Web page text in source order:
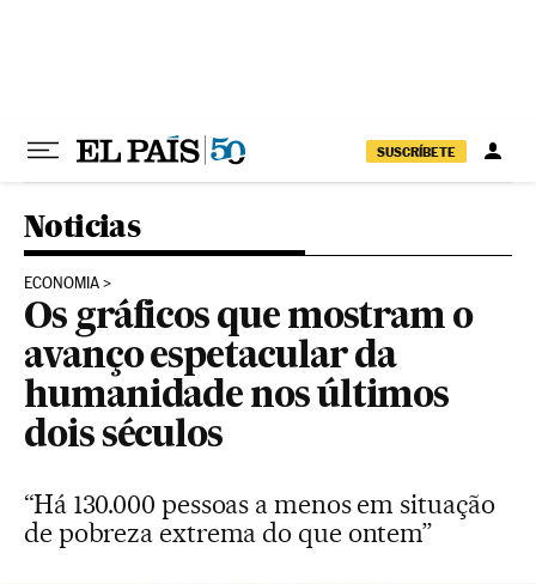
SUSCRÍBETE
Noticias
ECONOMIA
Os gráficos que mostram o
avanço espetacular da
humanidade nos últimos
dois séculos
“Há 130.000 pessoas a menos em situação
de pobreza extrema do que ontem”